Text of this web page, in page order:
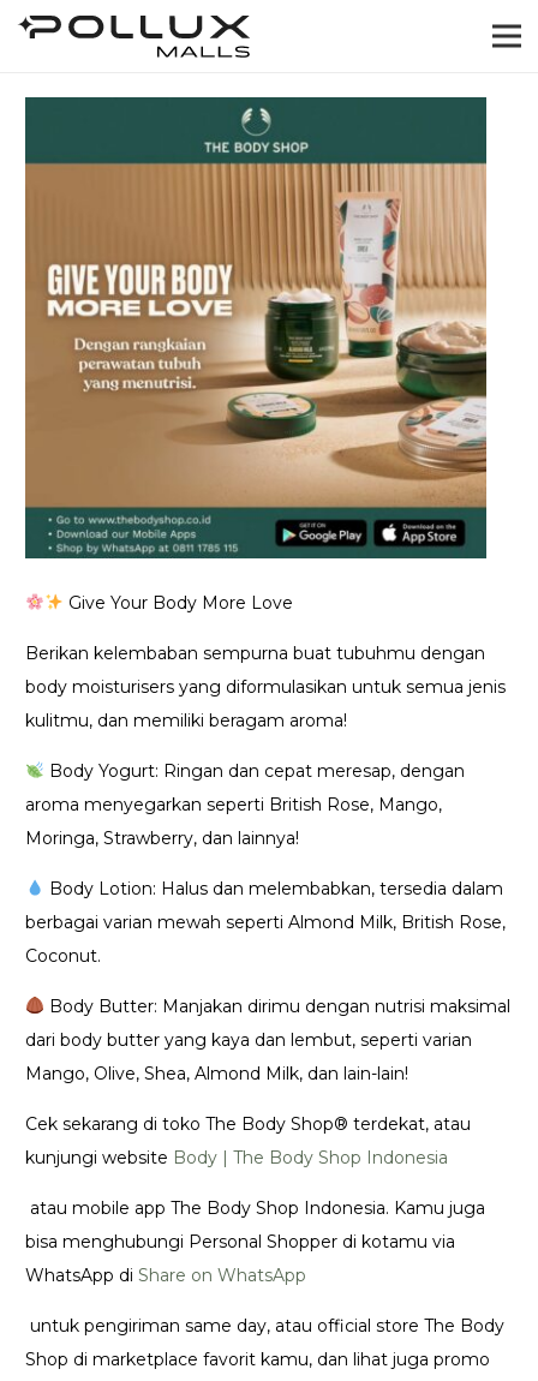
Give Your Body More Love
Berikan kelembaban sempurna buat tubuhmu dengan
body moisturisers yang diformulasikan untuk semua jenis
kulitmu, dan memiliki beragam aroma!
Body Yogurt: Ringan dan cepat meresap, dengan
aroma menyegarkan seperti British Rose, Mango,
Moringa, Strawberry, dan lainnya!
Body Lotion: Halus dan melembabkan, tersedia dalam
berbagai varian mewah seperti Almond Milk, British Rose,
Coconut.
Body Butter: Manjakan dirimu dengan nutrisi maksimal
dari body butter yang kaya dan lembut, seperti varian
Mango, Olive, Shea, Almond Milk, dan lain-lain!
Cek sekarang di toko The Body Shop®️ terdekat, atau
kunjungi website Body | The Body Shop Indonesia
atau mobile app The Body Shop Indonesia. Kamu juga
bisa menghubungi Personal Shopper di kotamu via
WhatsApp di Share on WhatsApp
untuk pengiriman same day, atau official store The Body
Shop di marketplace favorit kamu, dan lihat juga promo